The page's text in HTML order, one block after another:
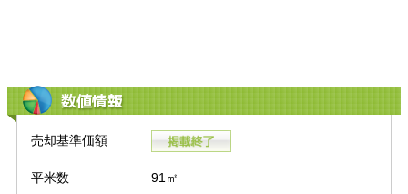
数値情報
売却基準価額
平米数 91㎡